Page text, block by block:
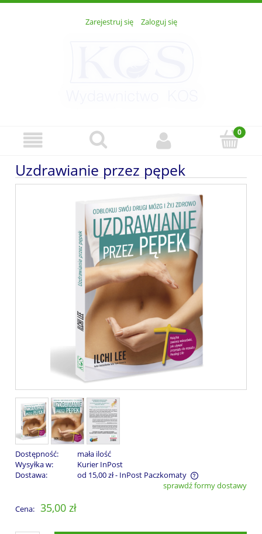
Zarejestruj się Zaloguj się
Uzdrawianie przez pępek
Dostępność:
mała ilość
Wysyłka w:
Kurier InPost
Dostawa:
od 15,00 zł- InPost Paczkomaty
Cena nie zawiera ewentualnych kosztów płatnościsprawdź formy dostawy
Cena: 35,00 zł